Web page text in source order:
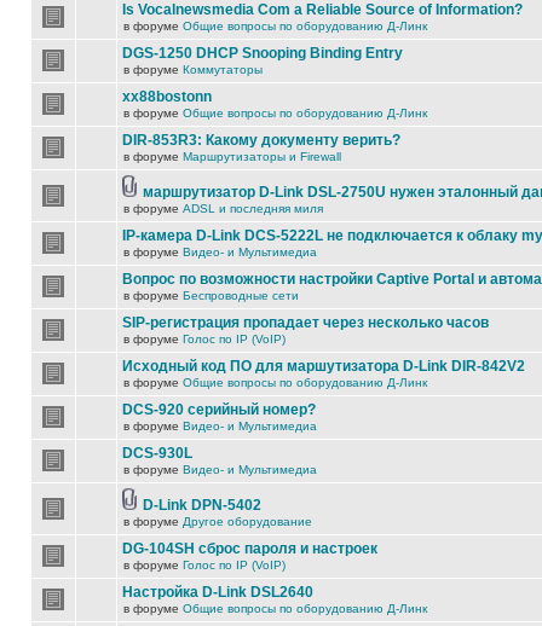
Is Vocalnewsmedia Com a Reliable Source of Information?
в форуме Общие вопросы по оборудованию Д-Линк
DGS-1250 DHCP Snooping Binding Entry
в форуме Коммутаторы
xx88bostonn
в форуме Общие вопросы по оборудованию Д-Линк
DIR-853R3: Какому документу верить?
в форуме Маршрутизаторы и Firewall
маршрутизатор D-Link DSL-2750U нужен эталонный
в форуме ADSL и последняя миля
IP-камера D-Link DCS-5222L не подключается к облаку
в форуме Видео- и Мультимедиа
Вопрос по возможности настройки Captive Portal и
в форуме Беспроводные сети
SIP-регистрация пропадает через несколько часов
в форуме Голос по IP (VoIP)
Исходный код ПО для маршутизатора D-Link DIR-842V2
в форуме Общие вопросы по оборудованию Д-Линк
DCS-920 серийный номер?
в форуме Видео- и Мультимедиа
DCS-930L
в форуме Видео- и Мультимедиа
D-Link DPN-5402
в форуме Другое оборудование
DG-104SH сброс пароля и настроек
в форуме Голос по IP (VoIP)
Настройка D-Link DSL2640
в форуме Общие вопросы по оборудованию Д-Линк